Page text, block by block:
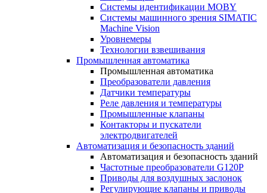
Системы идентификации MOBY
Системы машинного зрения SIMATIC
Machine Vision
Уровнемеры
Технологии взвешивания
Промышленная автоматика
Промышленная автоматика
Преобразователи давления
Датчики температуры
Реле давления и температуры
Промышленные клапаны
Контакторы и пускатели
электродвигателей
Автоматизация и безопасность зданий
Автоматизация и безопасность зданий
Частотные преобразователи G120P
Приводы для воздушных заслонок
Регулирующие клапаны и приводы